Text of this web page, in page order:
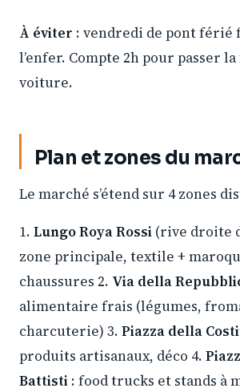
À éviter : vendredi de pont férié
l’enfer. Compte 2h pour passer
voiture.
Plan et zones du
Le marché s’étend sur 4 zones
1. Lungo Roya Rossi (rive droite
zone principale, textile +
chaussures 2. Via della
alimentaire frais (légumes,
charcuterie) 3. Piazza della
produits artisanaux, déco 4.
Battisti : food trucks et stands à